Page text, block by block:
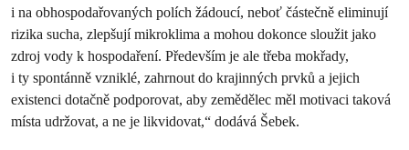
i na obhospodařovaných polích žádoucí, neboť částečně eliminují
rizika sucha, zlepšují mikroklima a mohou dokonce sloužit jako
zdroj vody k hospodaření. Především je ale třeba mokřady,
i ty spontánně vzniklé, zahrnout do krajinných prvků a jejich
existenci dotačně podporovat, aby zemědělec měl motivaci taková
místa udržovat, a ne je likvidovat,“ dodává Šebek.